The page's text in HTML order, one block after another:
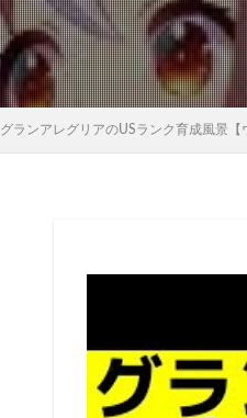
グランアレグリアのUSランク育成風景